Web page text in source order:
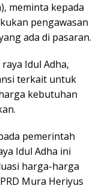
meminta kepada
pengawasan
ada di pasaran.
Idul Adha,
terkait untuk
kebutuhan
pemerintah
Idul Adha ini
harga-harga
Mura Heriyus